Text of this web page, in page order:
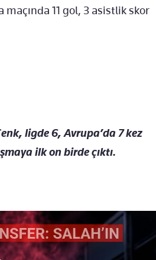
maçında 11 gol, 3 asistlik skor
ligde 6, Avrupa’da 7 kez
ilk on birde çıktı.